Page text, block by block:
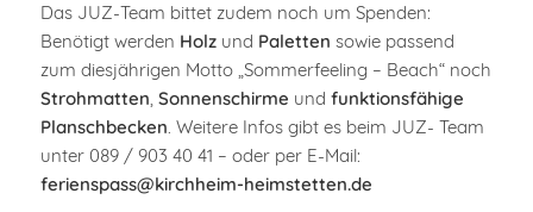
Das JUZ-Team bittet zudem noch um Spenden:
Benötigt werden Holz und Paletten sowie passend
zum diesjährigen Motto „Sommerfeeling – Beach“ noch
Strohmatten, Sonnenschirme und funktionsfähige
Planschbecken. Weitere Infos gibt es beim JUZ- Team
unter 089 / 903 40 41 – oder per E-Mail:
ferienspass@kirchheim-heimstetten.de